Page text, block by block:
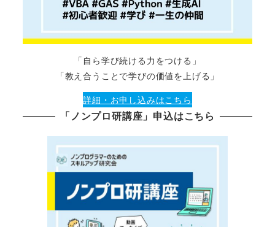
「自ら学び続ける力をつける」
「教え合うことで学びの価値を上げる」
詳細・お申し込みはこちら
「ノンプロ研講座」申込はこちら